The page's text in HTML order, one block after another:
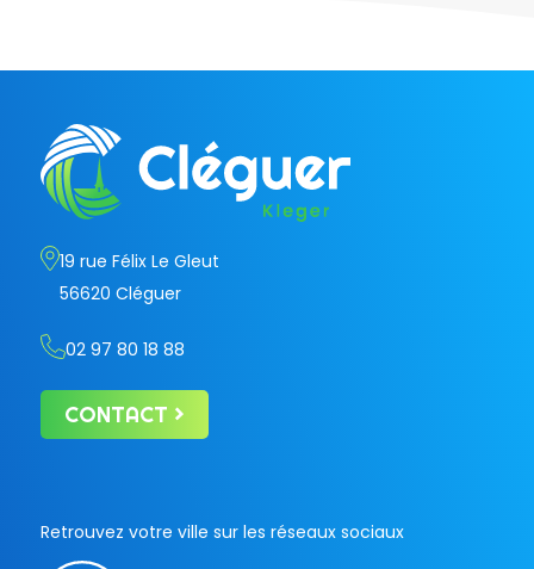
19 rue Félix Le Gleut
56620 Cléguer
02 97 80 18 88
CONTACT
Retrouvez votre ville sur les réseaux sociaux